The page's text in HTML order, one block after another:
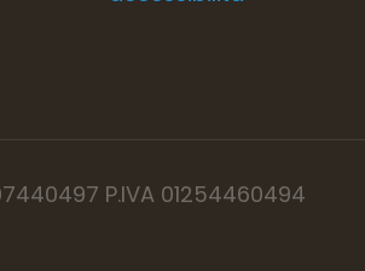
P.IVA 01254460494